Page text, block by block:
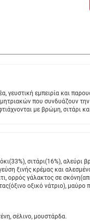
γευστική εμπειρία και
που συνδυάζουν
με βρώμη, σιτάρι
σιτάρι(16%), αλεύρι
ξινής κρέμας και
ορρός γάλακτος σε
οξικό νάτριο), μαύρο
σέλινο, μουστάρδα.